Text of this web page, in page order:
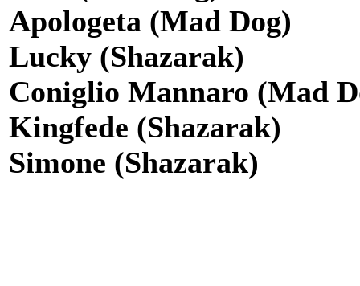
Apologeta (Mad Dog)
Lucky (Shazarak)
Coniglio Mannaro (Mad
Kingfede (Shazarak)
Simone (Shazarak)